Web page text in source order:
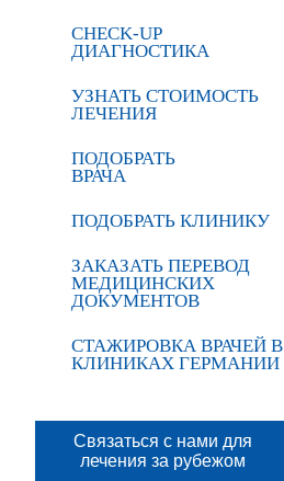
CHECK-UP
ДИАГНОСТИКА
УЗНАТЬ СТОИМОСТЬ
ЛЕЧЕНИЯ
ПОДОБРАТЬ
ВРАЧА
ПОДОБРАТЬ КЛИНИКУ
ЗАКАЗАТЬ ПЕРЕВОД
МЕДИЦИНСКИХ
ДОКУМЕНТОВ
СТАЖИРОВКА ВРАЧЕЙ В
КЛИНИКАХ ГЕРМАНИИ
Связаться с нами для
лечения за рубежом